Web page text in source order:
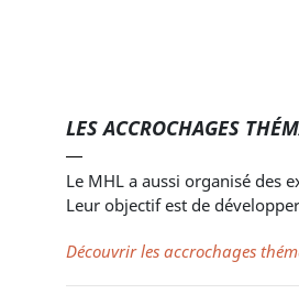
LES ACCROCHAGES
Le MHL a aussi organisé des
Leur objectif est de
Découvrir les accrochages